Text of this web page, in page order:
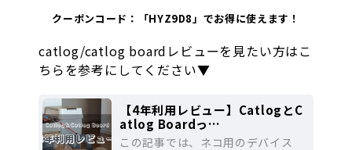
クーポンコード：「HYZ9D8」でお得に使えます！
catlog/catlog boardレビューを見たい方はこ
ちらを参考にしてください▼
【4年利用レビュー】CatlogとC
atlog Boardっ…
この記事では、ネコ用のデバイス